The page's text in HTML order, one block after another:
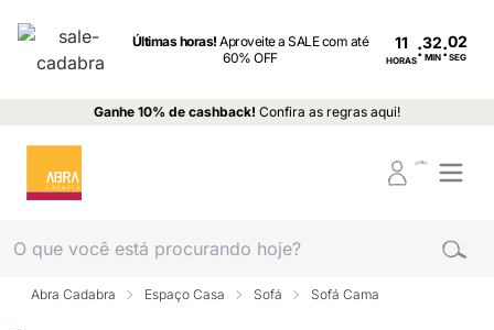
Últimas horas!Aproveite a SALE com até
60% OFF
11
HORAS: MIN : SEG
Ganhe 10% de cashback! Confira as regras aqui!
Abra Cadabra Espaço Casa Sofá Sofá Cama